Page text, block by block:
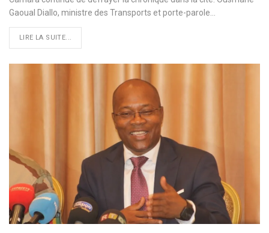
Gaoual Diallo, ministre des Transports et porte-parole…
LIRE LA SUITE...